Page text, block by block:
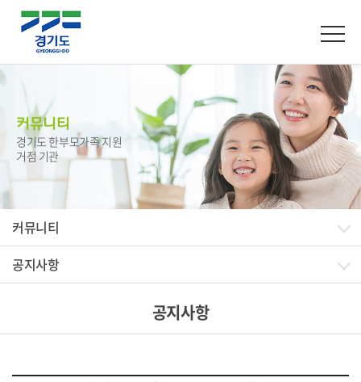
커뮤니티
경기도 한부모가족 지원
거점 기관
커뮤니티
공지사항
공지사항